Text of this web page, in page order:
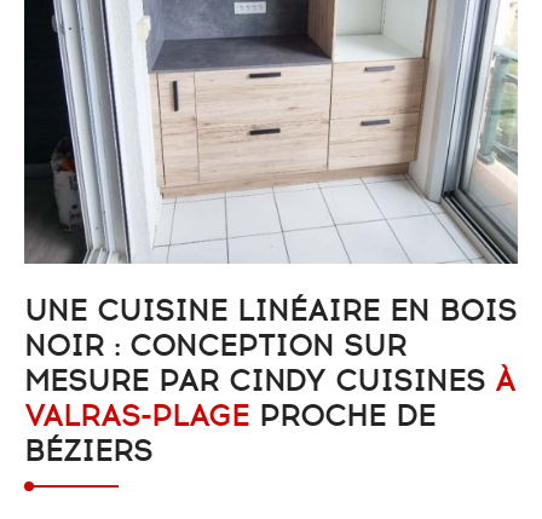
UNE CUISINE LINÉAIRE EN BOIS
NOIR : CONCEPTION SUR
MESURE PAR CINDY CUISINES À
VALRAS-PLAGE PROCHE DE
BÉZIERS